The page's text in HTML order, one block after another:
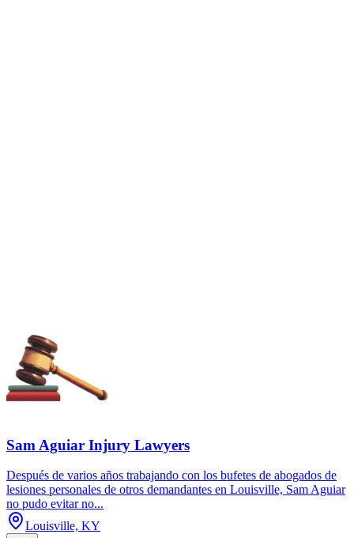
Sam Aguiar Injury Lawyers
Después de varios años trabajando con los bufetes de abogados de
lesiones personales de otros demandantes en Louisville, Sam Aguiar
no pudo evitar no...
Louisville, KY